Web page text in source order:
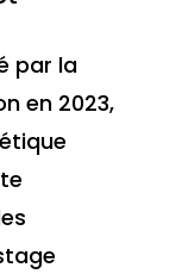
par la
en 2023,